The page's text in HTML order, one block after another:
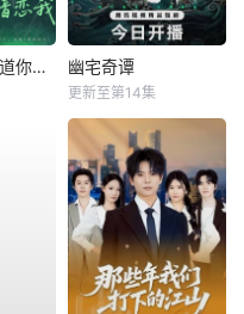
傅同学，我知道你暗恋我 幽宅奇谭
更新至第14集